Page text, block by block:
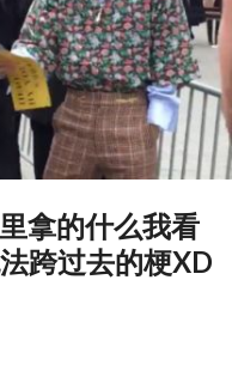
拿的什么我看
跨过去的梗XD